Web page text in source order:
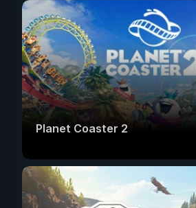
Planet Coaster 2